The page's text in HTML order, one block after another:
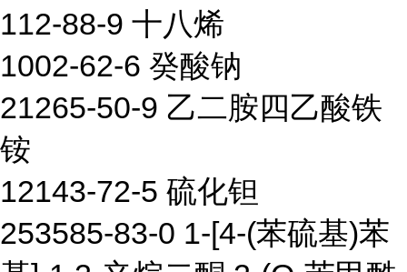
112-88-9 十八烯
1002-62-6 癸酸钠
21265-50-9 乙二胺四乙酸铁
铵
12143-72-5 硫化钽
253585-83-0 1-[4-(苯硫基)苯